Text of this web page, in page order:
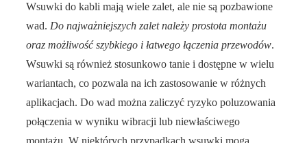
Wsuwki do kabli mają wiele zalet, ale nie są pozbawione
wad. Do najważniejszych zalet należy prostota montażu
oraz możliwość szybkiego i łatwego łączenia przewodów.
Wsuwki są również stosunkowo tanie i dostępne w wielu
wariantach, co pozwala na ich zastosowanie w różnych
aplikacjach. Do wad można zaliczyć ryzyko poluzowania
połączenia w wyniku wibracji lub niewłaściwego
montażu. W niektórych przypadkach wsuwki mogą